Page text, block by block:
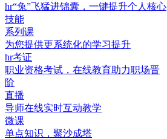
hr“兔”飞猛进锦囊，一键提升个人核心
技能
系列课
为您提供更系统化的学习提升
hr考证
职业资格考试，在线教育助力职场晋
阶
直播
导师在线实时互动教学
微课
单点知识，聚沙成塔